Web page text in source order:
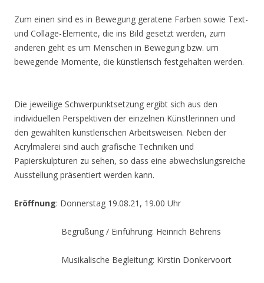
Zum einen sind es in Bewegung geratene Farben sowie Text-
und Collage-Elemente, die ins Bild gesetzt werden, zum
anderen geht es um Menschen in Bewegung bzw. um
bewegende Momente, die künstlerisch festgehalten werden.
Die jeweilige Schwerpunktsetzung ergibt sich aus den
individuellen Perspektiven der einzelnen Künstlerinnen und
den gewählten künstlerischen Arbeitsweisen. Neben der
Acrylmalerei sind auch grafische Techniken und
Papierskulpturen zu sehen, so dass eine abwechslungsreiche
Ausstellung präsentiert werden kann.
Eröffnung: Donnerstag 19.08.21, 19.00 Uhr
Begrüßung / Einführung: Heinrich Behrens
Musikalische Begleitung: Kirstin Donkervoort